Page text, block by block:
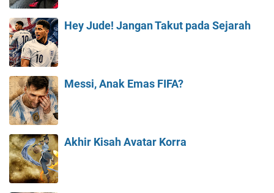
Hey Jude! Jangan Takut pada Sejarah
Messi, Anak Emas FIFA?
Akhir Kisah Avatar Korra